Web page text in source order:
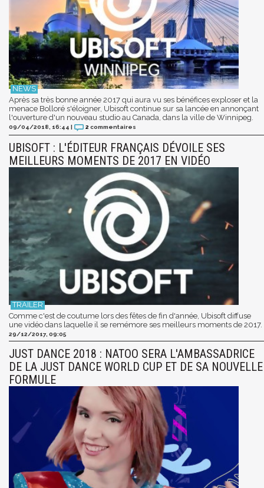
Après sa très bonne année 2017 qui aura vu ses bénéfices exploser et la
menace Bolloré s'éloigner, Ubisoft continue sur sa lancée en annonçant
l'ouverture d'un nouveau studio au Canada, dans la ville de Winnipeg.
09/04/2018, 16:44 | 2 commentaires
UBISOFT : L'ÉDITEUR FRANÇAIS DÉVOILE SES
MEILLEURS MOMENTS DE 2017 EN VIDÉO
Comme c'est de coutume lors des fêtes de fin d'année, Ubisoft diffuse
une vidéo dans laquelle il se remémore ses meilleurs moments de 2017.
29/12/2017, 09:05
JUST DANCE 2018 : NATOO SERA L'AMBASSADRICE
DE LA JUST DANCE WORLD CUP ET DE SA NOUVELLE
FORMULE